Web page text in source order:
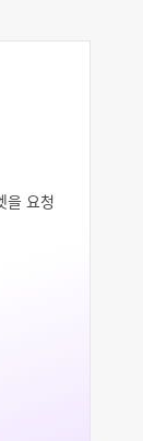
을 요청